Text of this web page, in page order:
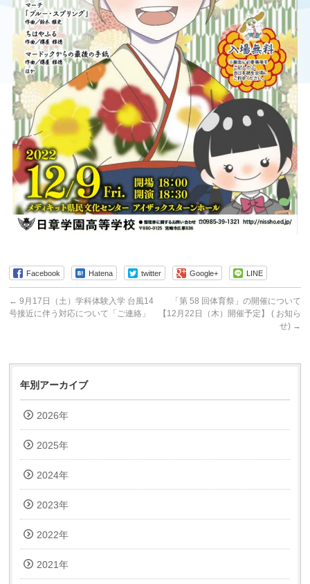
Facebook Hatena twitter Google+ LINE
← 9月17日（土）学科体験入学 台風14
号接近に伴う対応について「ご連絡」
「第 58 回体育祭」の開催について
【12月22日（木）開催予定】 ( お知ら
せ) →
年別アーカイブ
2026年
2025年
2024年
2023年
2022年
2021年